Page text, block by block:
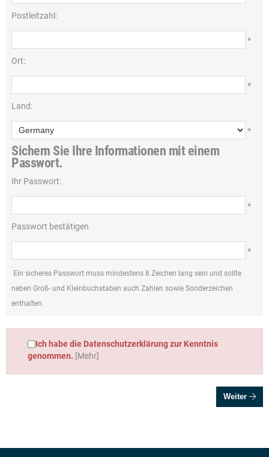
Postleitzahl:
*
Ort:
*
Land:
*
Sichern Sie Ihre Informationen mit einem
Passwort.
Ihr Passwort:
*
Passwort bestätigen
*
Ein sicheres Passwort muss mindestens 8 Zeichen lang sein und sollte
neben Groß- und Kleinbuchstaben auch Zahlen sowie Sonderzeichen
enthalten.
Ich habe die Datenschutzerklärung zur Kenntnis
genommen. [Mehr]
Weiter